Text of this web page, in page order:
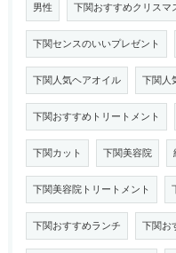
男性 下関おすすめクリスマ
下関センスのいいプレゼント
下関人気ヘアオイル 下関人
下関おすすめトリートメント
下関カット 下関美容院
下関美容院トリートメント
下関おすすめランチ 下関お